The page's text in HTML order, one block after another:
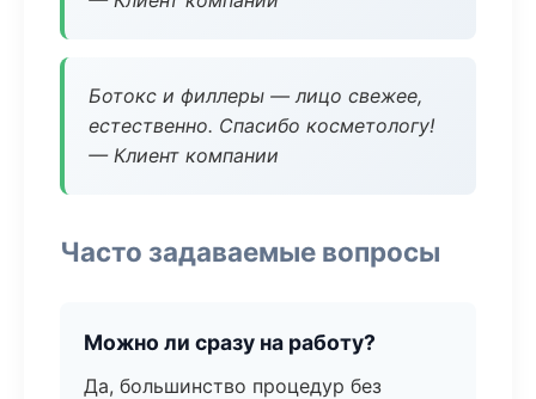
Ботокс и филлеры — лицо свежее,
естественно. Спасибо косметологу!
— Клиент компании
Часто задаваемые вопросы
Можно ли сразу на работу?
Да, большинство процедур без